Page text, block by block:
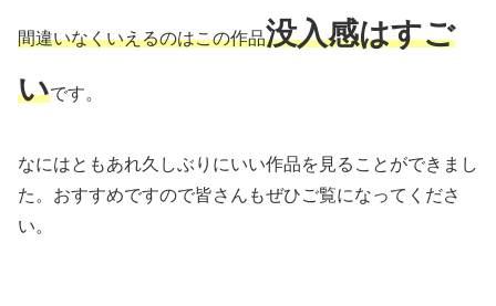
間違いなくいえるのはこの作品没入感はすご
いです。
なにはともあれ久しぶりにいい作品を見ることができまし
た。おすすめですので皆さんもぜひご覧になってくださ
い。